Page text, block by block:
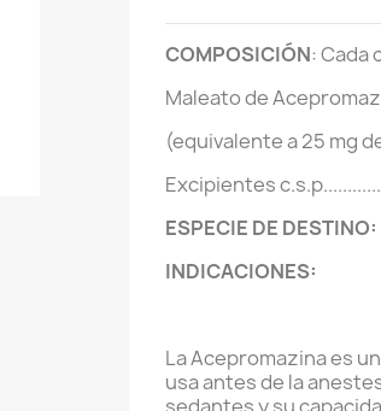
COMPOSICIÓN: Cada
Maleato de
(equivalente a 25 mg
Excipientes
ESPECIE DE DESTINO:
INDICACIONES:
La Acepromazina es
usa antes de la